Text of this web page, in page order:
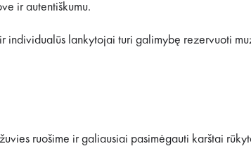
ir autentiškumu.
individualūs lankytojai turi galimybę rezervuoti
ruošime ir galiausiai pasimėgauti karštai